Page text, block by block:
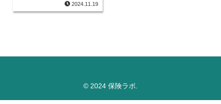
2024.11.19
© 2024 保険ラボ.